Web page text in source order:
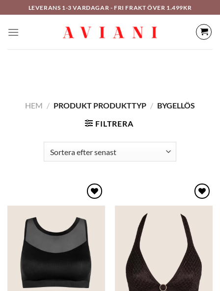
till
innehåll
LEVERANS 1-3 VARDAGAR - FRI FRAKT ÖVER 1.499KR
HEM / PRODUKT PRODUKTTYP / BYGELLÖS
FILTRERA
till i
önskelistan
önskelistan